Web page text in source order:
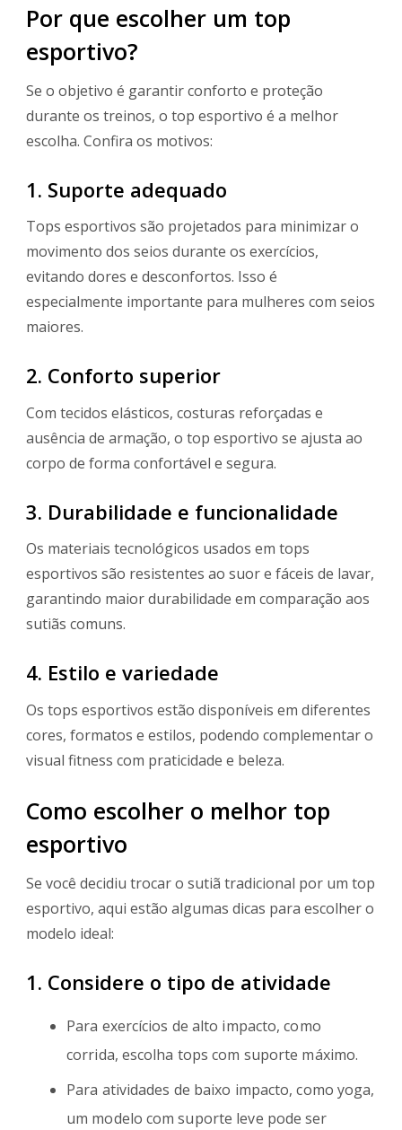
Por que escolher um top
esportivo?
Se o objetivo é garantir conforto e proteção
durante os treinos, o top esportivo é a melhor
escolha. Confira os motivos:
1. Suporte adequado
Tops esportivos são projetados para minimizar o
movimento dos seios durante os exercícios,
evitando dores e desconfortos. Isso é
especialmente importante para mulheres com seios
maiores.
2. Conforto superior
Com tecidos elásticos, costuras reforçadas e
ausência de armação, o top esportivo se ajusta ao
corpo de forma confortável e segura.
3. Durabilidade e funcionalidade
Os materiais tecnológicos usados em tops
esportivos são resistentes ao suor e fáceis de lavar,
garantindo maior durabilidade em comparação aos
sutiãs comuns.
4. Estilo e variedade
Os tops esportivos estão disponíveis em diferentes
cores, formatos e estilos, podendo complementar o
visual fitness com praticidade e beleza.
Como escolher o melhor top
esportivo
Se você decidiu trocar o sutiã tradicional por um top
esportivo, aqui estão algumas dicas para escolher o
modelo ideal:
1. Considere o tipo de atividade
Para exercícios de alto impacto, como
corrida, escolha tops com suporte máximo.
Para atividades de baixo impacto, como yoga,
um modelo com suporte leve pode ser